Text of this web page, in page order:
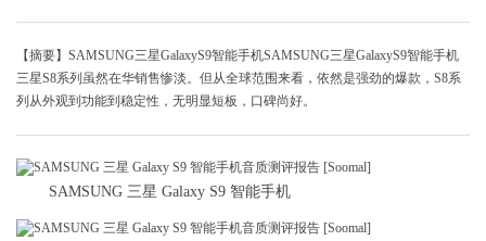
【摘要】SAMSUNG三星GalaxyS9智能手机SAMSUNG三星GalaxyS9智能手机
三星S8系列虽然在华销售惨淡。但从全球范围来看，依然是强劲的爆款，S8系
列从外观到功能到稳定性，无明显短板，口碑尚好。
SAMSUNG 三星 Galaxy S9 智能手机